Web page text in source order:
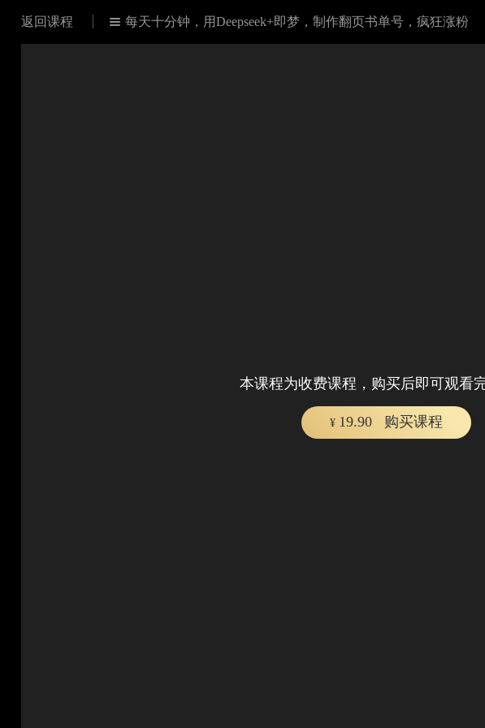
返回课程  每天十分钟，用Deepseek+即梦，制作翻页书单号，疯狂涨粉
本课程为收费课程，购买后即可观看
¥ 19.90 购买课程